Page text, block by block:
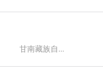
甘南藏族自...